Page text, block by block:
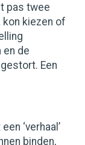
pas twee
kon kiezen of
en de
Een
‘verhaal’
binden,